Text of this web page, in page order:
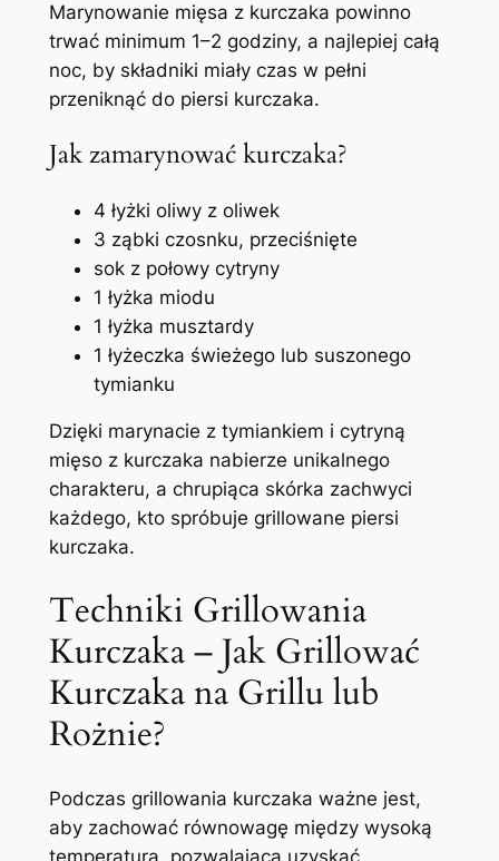
Marynowanie mięsa z kurczaka powinno
trwać minimum 1–2 godziny, a najlepiej całą
noc, by składniki miały czas w pełni
przeniknąć do piersi kurczaka.
Jak zamarynować kurczaka?
4 łyżki oliwy z oliwek
3 ząbki czosnku, przeciśnięte
sok z połowy cytryny
1 łyżka miodu
1 łyżka musztardy
1 łyżeczka świeżego lub suszonego
tymianku
Dzięki marynacie z tymiankiem i cytryną
mięso z kurczaka nabierze unikalnego
charakteru, a chrupiąca skórka zachwyci
każdego, kto spróbuje grillowane piersi
kurczaka.
Techniki Grillowania
Kurczaka – Jak Grillować
Kurczaka na Grillu lub
Rożnie?
Podczas grillowania kurczaka ważne jest,
aby zachować równowagę między wysoką
temperaturą, pozwalającą uzyskać